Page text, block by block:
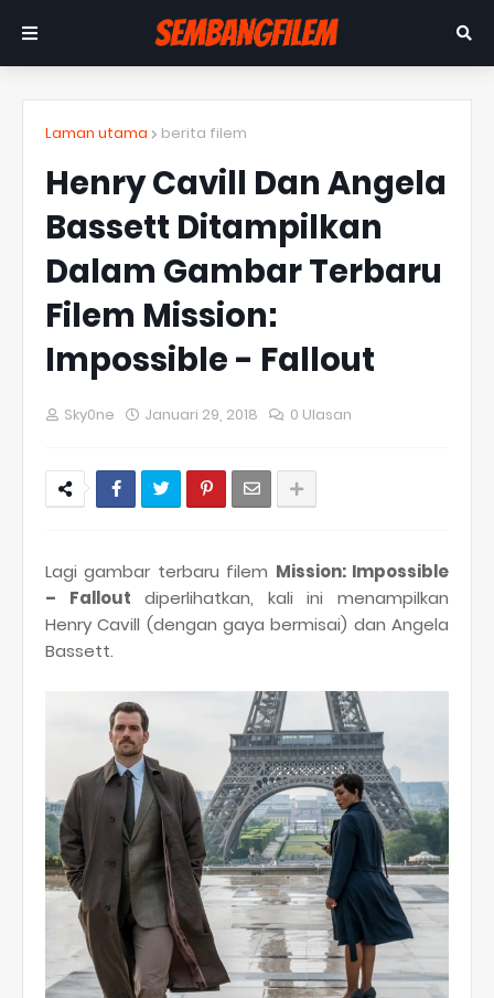
Laman utama berita filem
Henry Cavill Dan Angela
Bassett Ditampilkan
Dalam Gambar Terbaru
Filem Mission:
Impossible - Fallout
Sky0ne Januari 29, 2018 0 Ulasan
Lagi gambar terbaru filem Mission: Impossible
– Fallout diperlihatkan, kali ini menampilkan
Henry Cavill (dengan gaya bermisai) dan Angela
Bassett.